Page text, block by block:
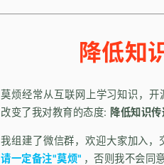
降低知
莫烦经常从互联网上学习知识，
改变了我对教育的态度: 降低知识
我组建了微信群，欢迎大家加入，
请一定备注"莫烦" ，否则我不会同